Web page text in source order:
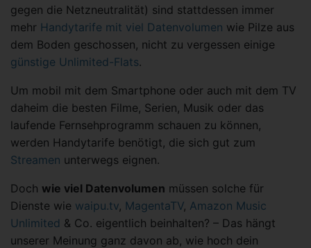
gegen die Netzneutralität) sind stattdessen immer
mehr Handytarife mit viel Datenvolumen wie Pilze aus
dem Boden geschossen, nicht zu vergessen einige
günstige Unlimited-Flats.
Um mobil mit dem Smartphone oder auch mit dem TV
daheim die besten Filme, Serien, Musik oder das
laufende Fernsehprogramm schauen zu können,
werden Handytarife benötigt, die sich gut zum
Streamen unterwegs eignen.
Doch wie viel Datenvolumen müssen solche für
Dienste wie waipu.tv, MagentaTV, Amazon Music
Unlimited & Co. eigentlich beinhalten? – Das hängt
unserer Meinung ganz davon ab, wie hoch dein